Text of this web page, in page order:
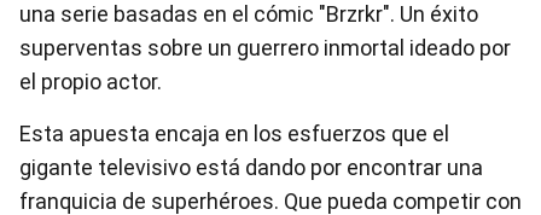
una serie basadas en el cómic "Brzrkr". Un éxito
superventas sobre un guerrero inmortal ideado por
el propio actor.
Esta apuesta encaja en los esfuerzos que el
gigante televisivo está dando por encontrar una
franquicia de superhéroes. Que pueda competir con